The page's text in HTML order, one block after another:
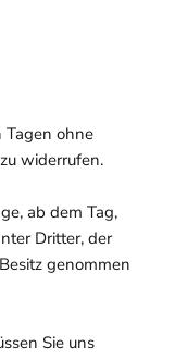
Tagen ohne
widerrufen.
ab dem Tag,
Dritter, der
genommen
Sie uns